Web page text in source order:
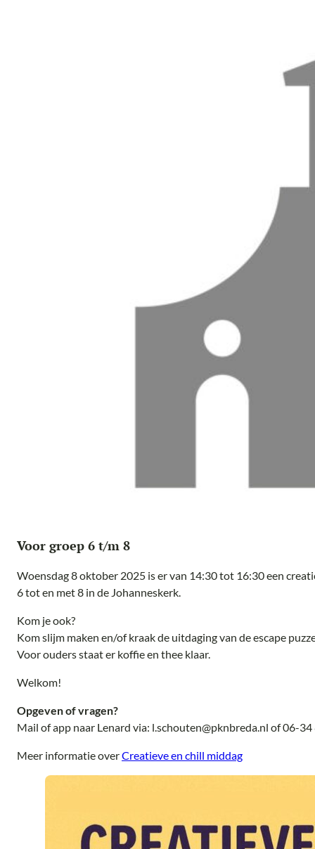
Voor groep 6 t/m 8
Woensdag 8 oktober 2025 is er van 14:30 tot 16:30 een
6 tot en met 8 in de Johanneskerk.
Kom je ook?
Kom slijm maken en/of kraak de uitdaging van de escape
Voor ouders staat er koffie en thee klaar.
Welkom!
Opgeven of vragen?
Mail of app naar Lenard via: l.schouten@pknbreda.nl of 06-34
Meer informatie overCreatieve en chill middag